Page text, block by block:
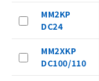
MM2KP
DC24
MM2XKP
DC100/110